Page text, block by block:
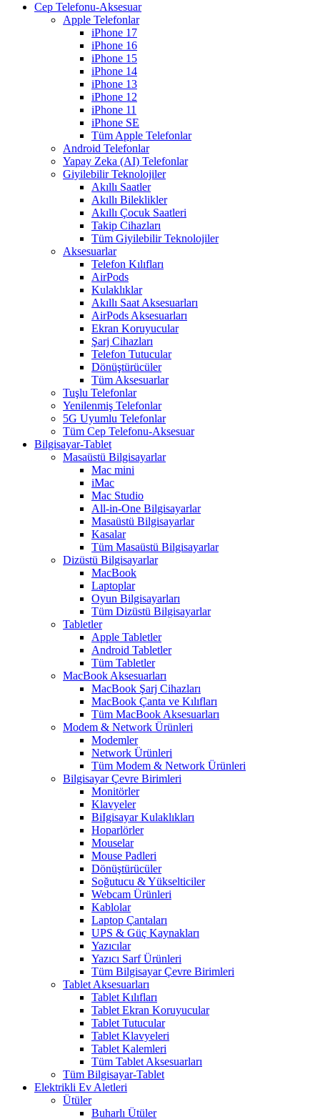
Cep Telefonu-Aksesuar
Apple Telefonlar
iPhone 17
iPhone 16
iPhone 15
iPhone 14
iPhone 13
iPhone 12
iPhone 11
iPhone SE
Tüm Apple Telefonlar
Android Telefonlar
Yapay Zeka (AI) Telefonlar
Giyilebilir Teknolojiler
Akıllı Saatler
Akıllı Bileklikler
Akıllı Çocuk Saatleri
Takip Cihazları
Tüm Giyilebilir Teknolojiler
Aksesuarlar
Telefon Kılıfları
AirPods
Kulaklıklar
Akıllı Saat Aksesuarları
AirPods Aksesuarları
Ekran Koruyucular
Şarj Cihazları
Telefon Tutucular
Dönüştürücüler
Tüm Aksesuarlar
Tuşlu Telefonlar
Yenilenmiş Telefonlar
5G Uyumlu Telefonlar
Tüm Cep Telefonu-Aksesuar
Bilgisayar-Tablet
Masaüstü Bilgisayarlar
Mac mini
iMac
Mac Studio
All-in-One Bilgisayarlar
Masaüstü Bilgisayarlar
Kasalar
Tüm Masaüstü Bilgisayarlar
Dizüstü Bilgisayarlar
MacBook
Laptoplar
Oyun Bilgisayarları
Tüm Dizüstü Bilgisayarlar
Tabletler
Apple Tabletler
Android Tabletler
Tüm Tabletler
MacBook Aksesuarları
MacBook Şarj Cihazları
MacBook Çanta ve Kılıfları
Tüm MacBook Aksesuarları
Modem & Network Ürünleri
Modemler
Network Ürünleri
Tüm Modem & Network Ürünleri
Bilgisayar Çevre Birimleri
Monitörler
Klavyeler
BiIgisayar Kulaklıkları
Hoparlörler
Mouselar
Mouse Padleri
Dönüştürücüler
Soğutucu & Yükselticiler
Webcam Ürünleri
Kablolar
Laptop Çantaları
UPS & Güç Kaynakları
Yazıcılar
Yazıcı Sarf Ürünleri
Tüm Bilgisayar Çevre Birimleri
Tablet Aksesuarları
Tablet Kılıfları
Tablet Ekran Koruyucular
Tablet Tutucular
Tablet Klavyeleri
Tablet Kalemleri
Tüm Tablet Aksesuarları
Tüm Bilgisayar-Tablet
Elektrikli Ev Aletleri
Ütüler
Buharlı Ütüler